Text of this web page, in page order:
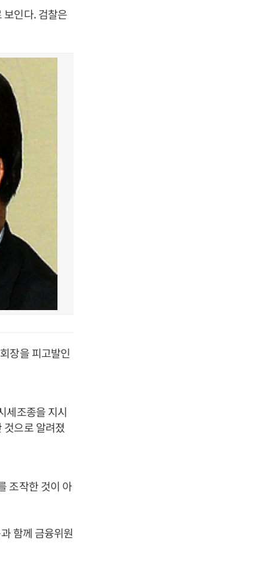
보인다. 검찰은
장을 피고발인
세조종을 지시
것으로 알려졌
조작한 것이 아
함께 금융위원